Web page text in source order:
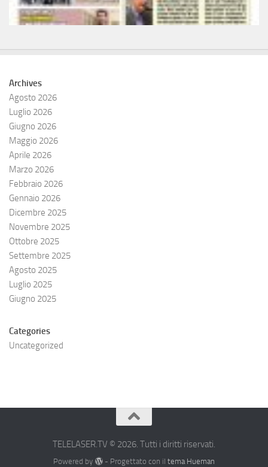
Archives
Agosto 2026
Luglio 2026
Giugno 2026
Maggio 2026
Aprile 2026
Marzo 2026
Febbraio 2026
Gennaio 2026
Dicembre 2025
Novembre 2025
Ottobre 2025
Settembre 2025
Agosto 2025
Luglio 2025
Giugno 2025
Categories
Uncategorized
TELELASER.TV © 2026. Tutti i diritti riservati.
Powered by - Progettato con il tema Hueman